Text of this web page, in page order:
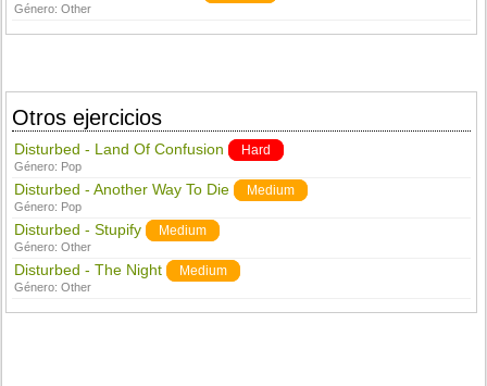
Género:Other
Otros ejercicios
Disturbed - Land Of Confusion Hard
Género: Pop
Disturbed - Another Way To Die Medium
Género: Pop
Disturbed - Stupify Medium
Género:Other
Disturbed - The Night Medium
Género:Other